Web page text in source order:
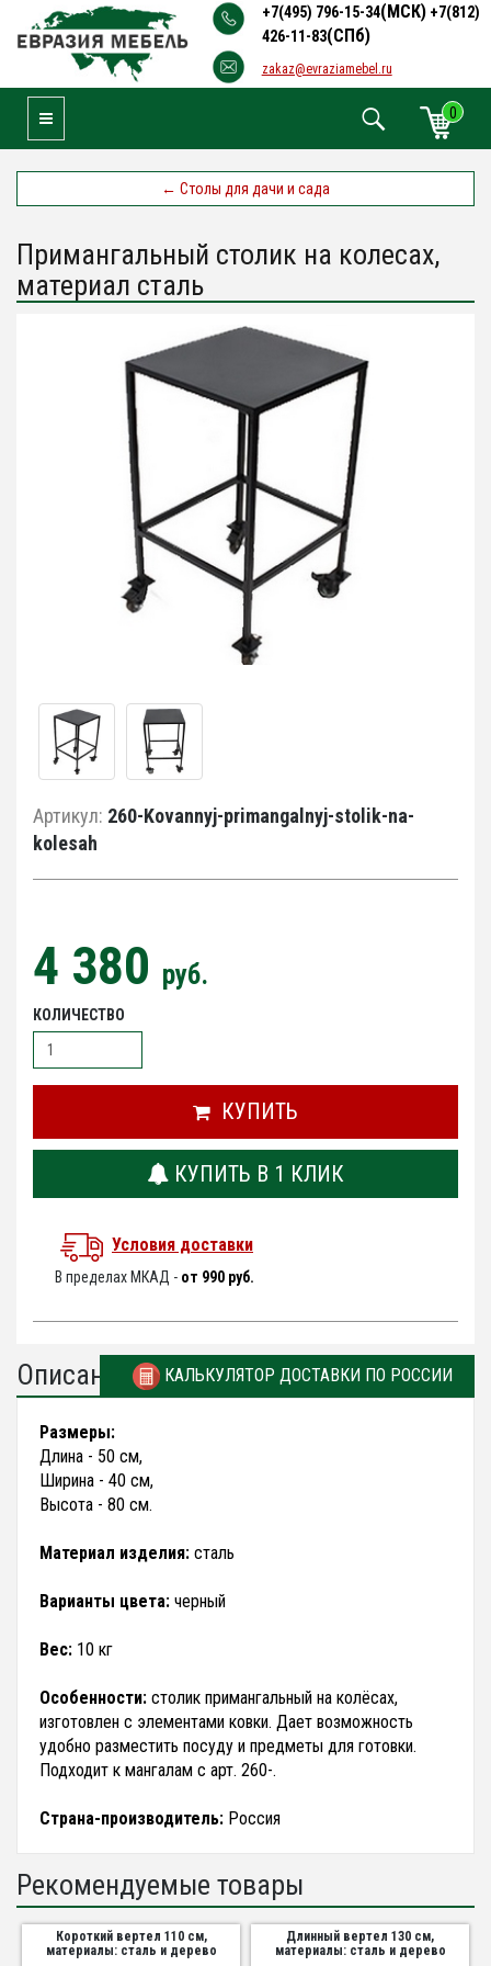
+7(495) 796-15-34(МСК) +7(812)
426-11-83(СПб)
zakaz@evraziamebel.ru
0
Toggle Navigation
← Столы для дачи и сада
Примангальный столик на колесах,
материал сталь
Артикул: 260-Kovannyj-primangalnyj-stolik-na-
kolesah
4 380 руб.
КОЛИЧЕСТВО
КУПИТЬ
КУПИТЬ В 1 КЛИК
Условия доставки
В пределах МКАД - от 990 руб.
Описание КАЛЬКУЛЯТОР ДОСТАВКИ ПО РОССИИ
Размеры:
Длина - 50 см,
Ширина - 40 см,
Высота - 80 см.
Материал изделия: сталь
Варианты цвета: черный
Вес: 10 кг
Особенности: столик примангальный на колёсах,
изготовлен с элементами ковки. Дает возможность
удобно разместить посуду и предметы для готовки.
Подходит к мангалам с арт. 260-.
Страна-производитель: Россия
Рекомендуемые товары
Короткий вертел 110 см,
материалы: сталь и дерево
Длинный вертел 130 см,
материалы: сталь и дерево